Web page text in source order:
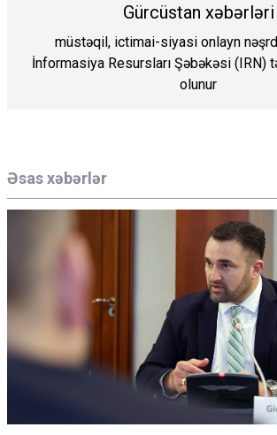
Əsas xəbərlər
Gürcüstan xəbərləri
müstəqil, ictimai-siyasi onlayn
İnformasiya Resursları Şəbəkəsi (IRN)
olunur